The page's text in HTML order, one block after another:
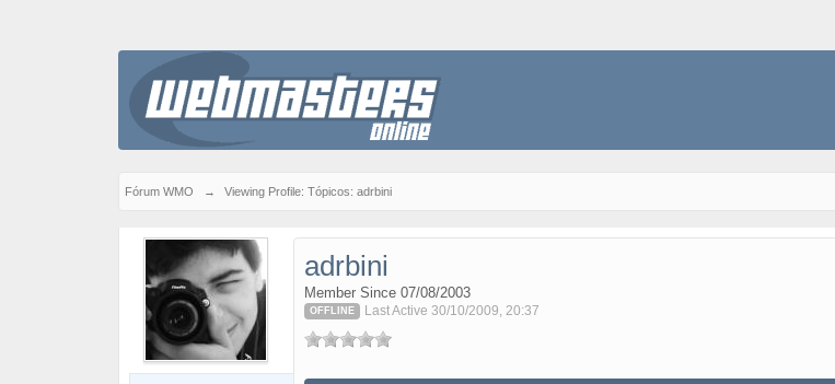
Fórum WMO → Viewing Profile: Tópicos: adrbini
adrbini
Member Since 07/08/2003
OFFLINE Last Active 30/10/2009, 20:37